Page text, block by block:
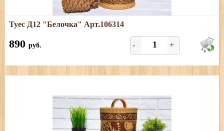
Подробнее
Размеры: высота (с хватком) - 22 см; диаметр - 13 см.
Объем - 2 литра
Туес Д12 "Белочка" Арт.106314
890 руб. - +